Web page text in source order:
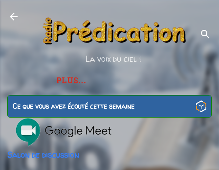
La voix du ciel !
PLUS…
Ce que vous avez écouté cette semaine
Salon de discussion